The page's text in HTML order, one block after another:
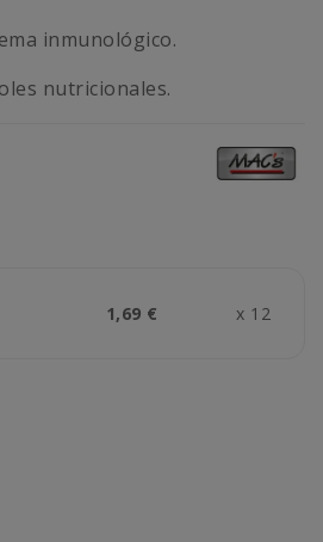
inmunológico.
nutricionales.
1,69 € x 12